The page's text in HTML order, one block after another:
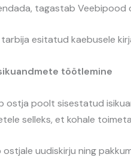
tagastab Veebipood
esitatud kaebusele
töötlemine
ostja poolt sisestatud
selleks, et kohale
uudiskirju ning